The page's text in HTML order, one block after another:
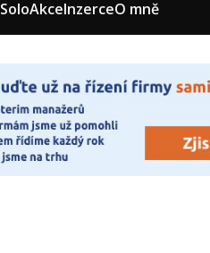
SoloAkceInzerceO mně
Role zakladatele/CEO
Růst firmy